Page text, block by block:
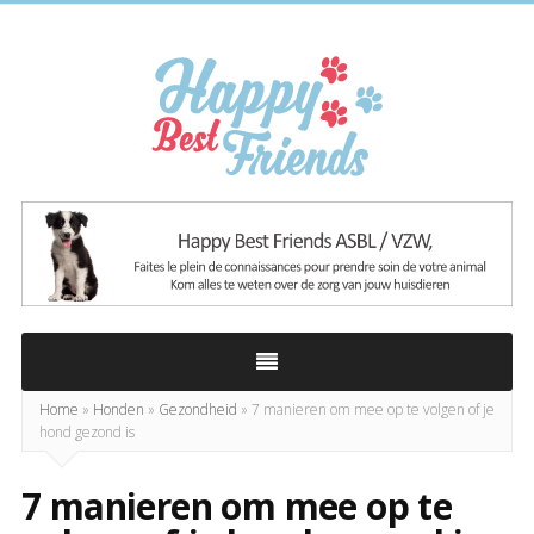
Happy
Best
Friends
Home » Honden » Gezondheid » 7 manieren om mee op te volgen of je
hond gezond is
7 manieren om mee op te